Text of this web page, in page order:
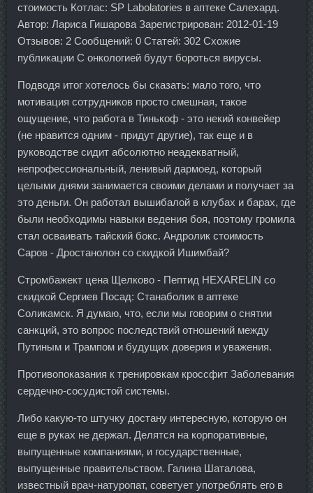
стоимость Котлас: SP Labolatories в аптеке Салехард.
Автор: Лариса Гишарова Зарегистрирован: 2012-01-19
Отзывов: 2 Сообщений: 0 Статей: 302 Схожие
публикации С онкологией будут бороться вирусы.
Подводя итог хотелось бы сказать: мало того, что
мотивация сотрудников просто смешная, такое
ощущение, что работа в Тинькоф - это некий конвейер
(не нравится одним - придут другие), так еще и в
руководстве сидит абсолютно неадекватный,
непрофессиональный, ленивый дармоед, который
целыми днями занимается своими делами и получает за
это деньги. Он работал вышибалой в клубах и барах, где
были необходимы навыки ведения боя, поэтому громила
стал осваивать тайский бокс. Андролик стоимость
Саров - Дростанолон со скидкой Ишимбай?
Стромбажект цена Щелково - Пептид HEXARELIN со
скидкой Сергиев Посад: Станаболик в аптеке
Соликамск. Я думаю, что, если мы говорим о снятии
санкций, это вопрос последствий отношений между
Путиным и Трампом и будущих доверия и уважения.
Противопоказания к тренировкам кроссфит Заболевания
сердечно-сосудистой системы.
Либо какую-то штучку достану интересную, которую он
еще в руках не держал. Делятся на корпоративные,
выпущенные компаниями, и государственные,
выпущенные правительством. Галина Шаталова,
известный врач-натуропат, советует употреблять его в